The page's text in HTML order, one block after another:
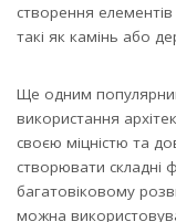
створення
такі як камінь або
Ще одним
використання
своєю міцністю та
створювати складні
багатовіковому
можна